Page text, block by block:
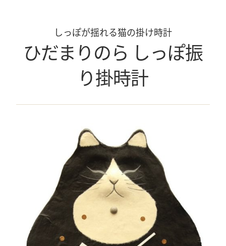
しっぽが揺れる猫の掛け時計
ひだまりのら しっぽ振
り掛時計